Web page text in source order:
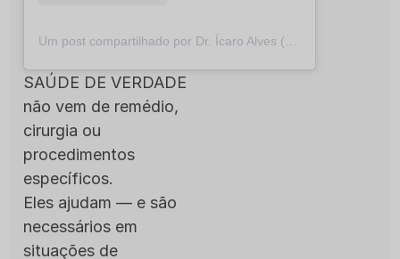
SAÚDE DE VERDADE
não vem de remédio,
cirurgia ou
procedimentos
específicos.
Eles ajudam — e são
necessários em
situações de